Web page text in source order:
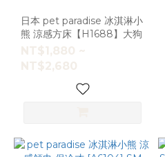
日本 pet paradise 冰淇淋小
熊 涼感方床【H1688】大狗
NT$1,880 ~
NT$2,680